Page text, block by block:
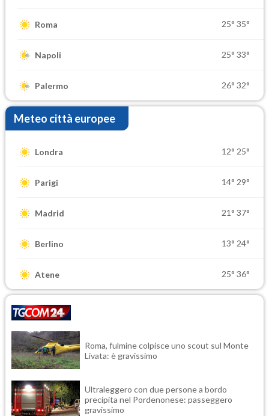
Roma 25° 35°
Napoli 25° 33°
Palermo 26° 32°
Meteo città europee
Londra 12° 25°
Parigi 14° 29°
Madrid 21° 37°
Berlino 13° 24°
Atene 25° 36°
Roma, fulmine colpisce uno scout sul Monte
Livata: è gravissimo
Ultraleggero con due persone a bordo
precipita nel Pordenonese: passeggero
gravissimo